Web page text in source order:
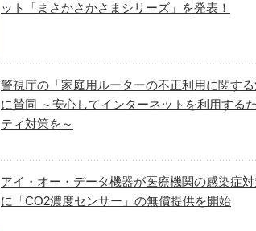
ット「まさかさかさまシリーズ」を発表！
警視庁の「家庭用ルーターの不正利用に関す
に賛同 ～安心してインターネットを利用する
ティ対策を～
アイ・オー・データ機器が医療機関の感染症
に「CO2濃度センサー」の無償提供を開始